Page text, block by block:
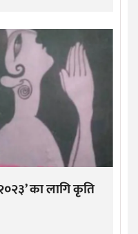
२०२३’ का लागि कृति